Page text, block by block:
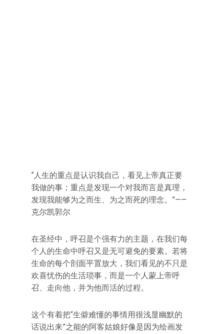
“人生的重点是认识我自己，看见上帝真正要
我做的事；重点是发现一个对我而言是真理，
发现我能够为之而生、为之而死的理念。”——
克尔凯郭尔
在圣经中，呼召是个强有力的主题，在我们每
个人的生命中呼召又是无可避免的要素。若将
生命的每个剖面平置放大，我们看见的不只是
欢喜忧伤的生活琐事，而是一个人蒙上帝呼
召、走向他，并为他而活的过程。
这个有着把“生僻难懂的事情用很浅显幽默的
话说出来”之能的阿客姑娘好像是因为绘画发